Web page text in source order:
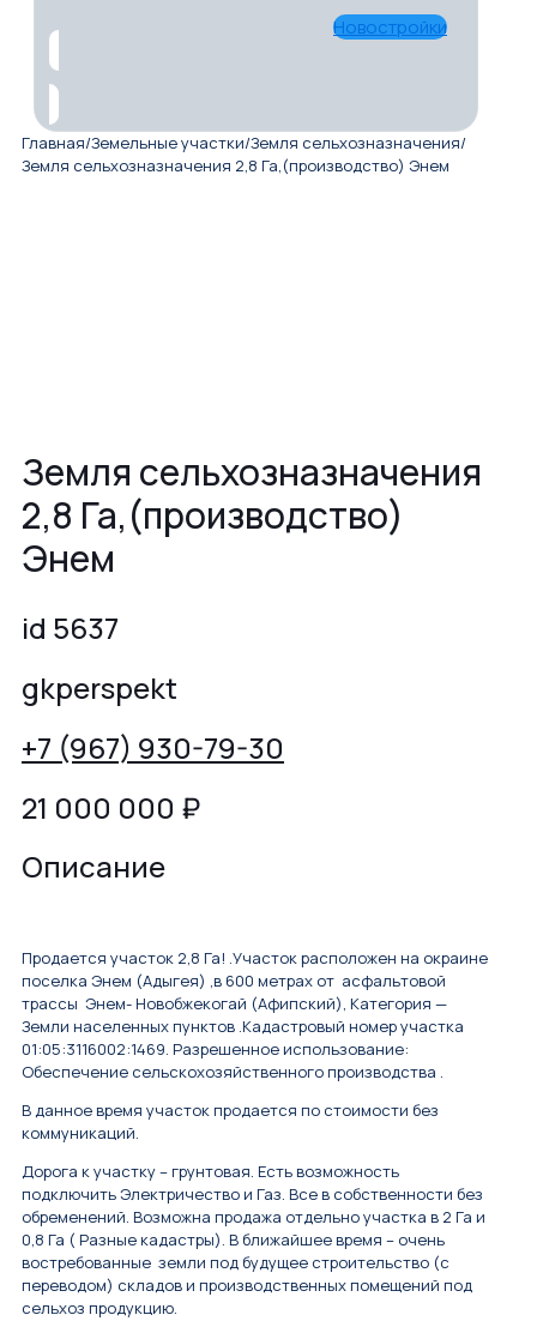
Новостройки
Главная/Земельные участки/Земля сельхозназначения/
Земля сельхозназначения 2,8 Га,(производство) Энем
Земля сельхозназначения
2,8 Га,(производство)
Энем
id 5637
gkperspekt
+7 (967) 930-79-30
21 000 000 ₽
Описание
Продается участок 2,8 Га! .Участок расположен на окраине
поселка Энем (Адыгея) ,в 600 метрах от асфальтовой
трассы Энем- Новобжекогай (Афипский), Категория —
Земли населенных пунктов .Кадастровый номер участка
01:05:3116002:1469. Разрешенное использование:
Обеспечение сельскохозяйственного производства .
В данное время участок продается по стоимости без
коммуникаций.
Дорога к участку – грунтовая. Есть возможность
подключить Электричество и Газ. Все в собственности без
обременений. Возможна продажа отдельно участка в 2 Га и
0,8 Га ( Разные кадастры). В ближайшее время – очень
востребованные земли под будущее строительство (с
переводом) складов и производственных помещений под
сельхоз продукцию.